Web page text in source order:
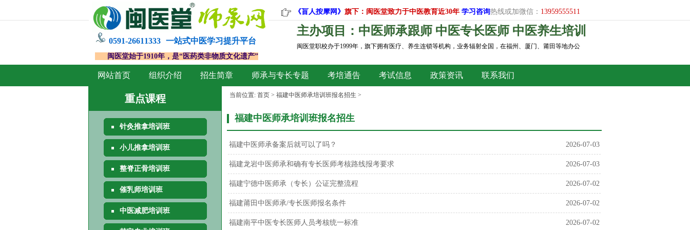
网站首页 组织介绍 招生简章 师承与专长专题 考培通告 考试信息 政策资讯 联系我们
0591-26611333 一站式中医学习提升平台
闽医堂始于1910年，是“医药类非物质文化遗产”
《盲人按摩网》 旗下：闽医堂致力于中医教育近30年 学习 咨询热线或加微信： 13959555511
主办项目：中医师承跟师 中医专长医师 中医养生培训
闽医堂职校办于1999年，旗下拥有医疗、养生连锁等机构，业务辐射全国，在福州、厦门、莆田等地办公
重点课程
针灸推拿培训班
小儿推拿培训班
整脊正骨培训班
催乳师培训班
中医减肥培训班
当前位置: 首页 > 福建中医师承培训班报名招生 >
福建中医师承培训班报名招生
2026-07-03
福建中医师承备案后就可以了吗？
2026-07-03
福建龙岩中医师承和确有专长医师考核路线报考要求
2026-07-02
福建宁德中医师承（专长）公证完整流程
2026-07-02
福建莆田中医师承/专长医师报名条件
2026-07-02
福建南平中医专长医师人员考核统一标准